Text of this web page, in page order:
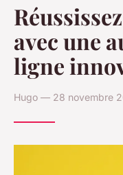
avec une
ligne
Hugo — 28 novembre